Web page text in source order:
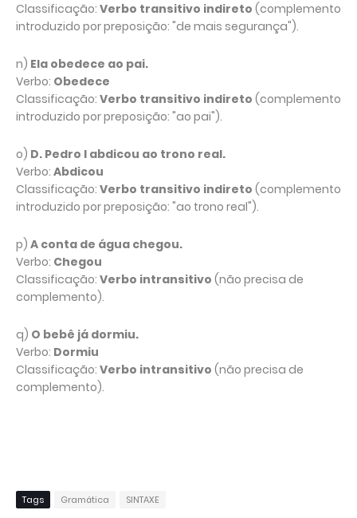
Classificação: Verbo transitivo indireto (complemento
introduzido por preposição: "de mais segurança").
n) Ela obedece ao pai.
Verbo: Obedece
Classificação: Verbo transitivo indireto (complemento
introduzido por preposição: "ao pai").
o) D. Pedro I abdicou ao trono real.
Verbo: Abdicou
Classificação: Verbo transitivo indireto (complemento
introduzido por preposição: "ao trono real").
p) A conta de água chegou.
Verbo: Chegou
Classificação: Verbo intransitivo (não precisa de
complemento).
q) O bebê já dormiu.
Verbo: Dormiu
Classificação: Verbo intransitivo (não precisa de
complemento).
Tags Gramática SINTAXE